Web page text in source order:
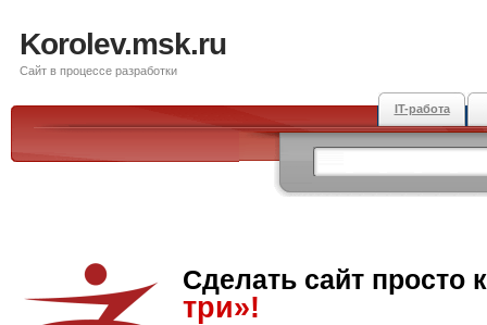
Korolev.msk.ru
Сайт в процессе разработки
IT-работа
Сделать сайт просто
три»!